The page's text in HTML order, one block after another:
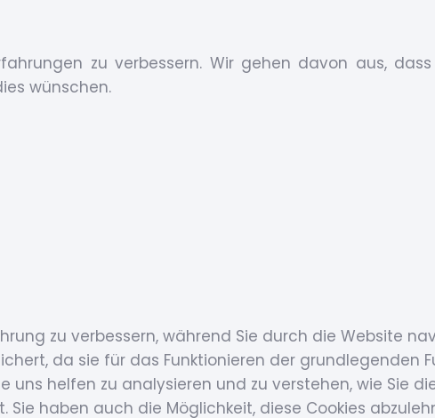
zu verbessern. Wir gehen davon aus,
wünschen.
zu verbessern, während Sie durch die Website
da sie für das Funktionieren der grundlegenden
helfen zu analysieren und zu verstehen, wie Sie
haben auch die Möglichkeit, diese Cookies